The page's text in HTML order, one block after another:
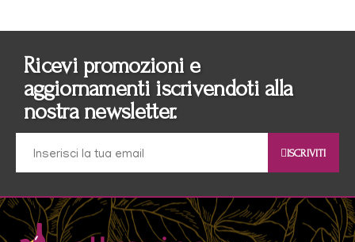
Ricevi promozioni e
aggiornamenti iscrivendoti alla
nostra newsletter.
ISCRIVITI